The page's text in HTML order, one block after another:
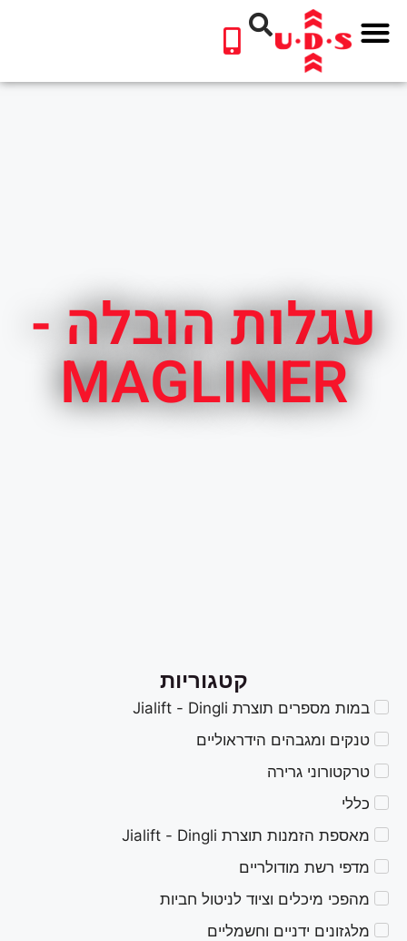
עגלות הובלה -
MAGLINER
קטגוריות
במות מספרים תוצרת Jialift - Dingli
טנקים ומגבהים הידראוליים
טרקטורוני גרירה
כללי
מאספת הזמנות תוצרת Jialift - Dingli
מדפי רשת מודולריים
מהפכי מיכלים וציוד לניטול חביות
מלגזונים ידניים וחשמליים